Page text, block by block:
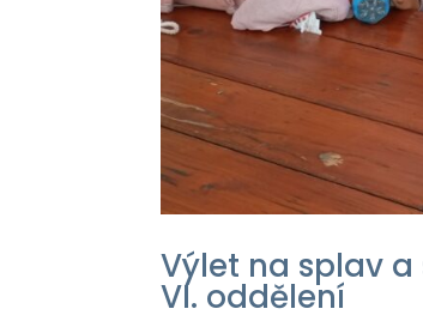
Výlet na splav
VI. oddělení